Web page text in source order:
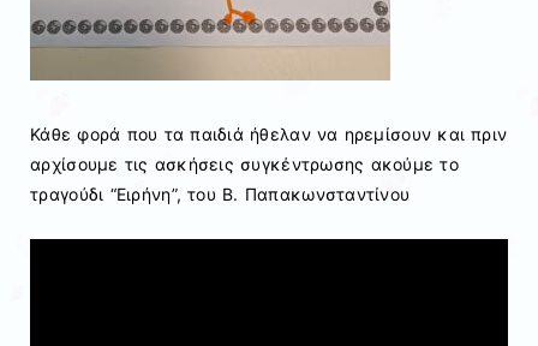
Κάθε φορά που τα παιδιά ήθελαν να ηρεμίσουν και πριν
αρχίσουμε τις ασκήσεις συγκέντρωσης ακούμε το
τραγούδι “Ειρήνη”, του Β. Παπακωνσταντίνου